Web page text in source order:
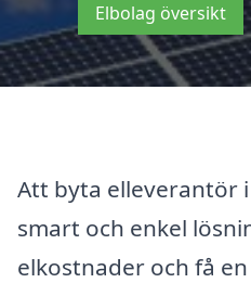
Elbolag översikt
Att byta elleverantör
smart och enkel
elkostnader och få